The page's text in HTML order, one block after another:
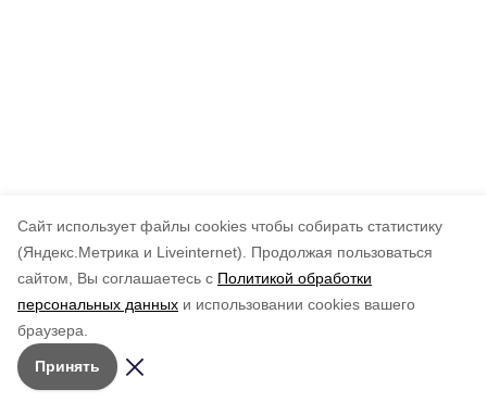
Cайт использует файлы cookies чтобы собирать статистику
(Яндекс.Метрика и Liveinternet).
Продолжая пользоваться
сайтом, Вы соглашаетесь с Политикой обработки
персональных данных и использовании cookies вашего
браузера.
Принять